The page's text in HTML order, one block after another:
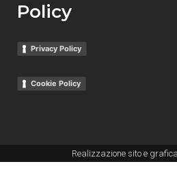
Policy
Privacy Policy
Cookie Policy
Realizzazione sito e grafica